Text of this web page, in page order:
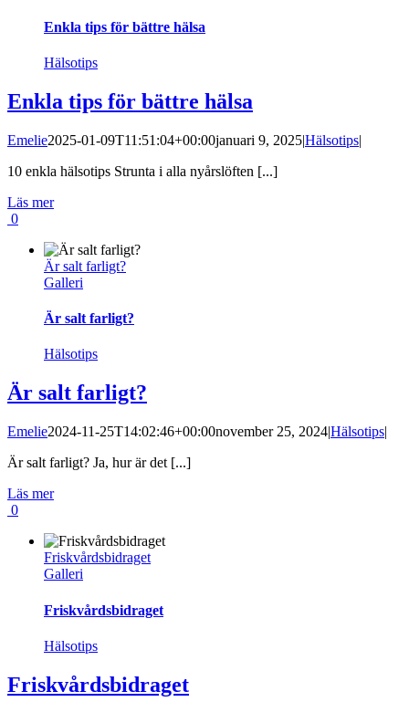
Enkla tips för bättre hälsa
Hälsotips
Enkla tips för bättre hälsa
Emelie2025-01-09T11:51:04+00:00januari 9, 2025|Hälsotips|
10 enkla hälsotips Strunta i alla nyårslöften [...]
Läs mer
0
Är salt farligt?
Galleri
Är salt farligt?
Hälsotips
Är salt farligt?
Emelie2024-11-25T14:02:46+00:00november 25, 2024|Hälsotips|
Är salt farligt? Ja, hur är det [...]
Läs mer
0
Friskvårdsbidraget
Galleri
Friskvårdsbidraget
Hälsotips
Friskvårdsbidraget